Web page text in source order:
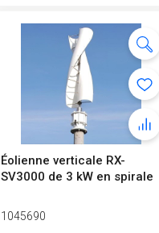
Éolienne verticale RX-
SV3000 de 3 kW en spirale
1045690